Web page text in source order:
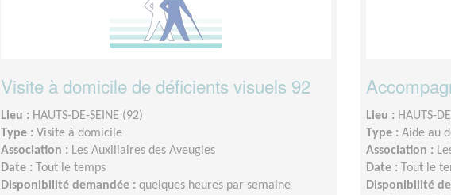
Visite à domicile de déficients visuels 92
Lieu : HAUTS-DE-SEINE (92)
Type : Visite à domicile
Association : Les Auxiliaires des Aveugles
Date : Tout le temps
Disponibilité demandée : quelques heures par semaine
Lieu : HAUTS-
Type : Aide au
Association :
Date : Tout le
Disponibilité